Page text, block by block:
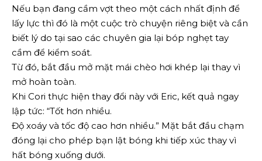
Nếu bạn đang cầm vợt theo một cách nhất định để
lấy lực thì đó là một cuộc trò chuyện riêng biệt và cần
biết lý do tại sao các chuyên gia lại bóp nghẹt tay
cầm để kiểm soát.
Từ đó, bắt đầu mở mặt mái chèo hơi khép lại thay vì
mở hoàn toàn.
Khi Cori thực hiện thay đổi này với Eric, kết quả ngay
lập tức: “Tốt hơn nhiều.
Độ xoáy và tốc độ cao hơn nhiều.” Mặt bắt đầu chạm
đóng lại cho phép bạn lật bóng khi tiếp xúc thay vì
hất bóng xuống dưới.